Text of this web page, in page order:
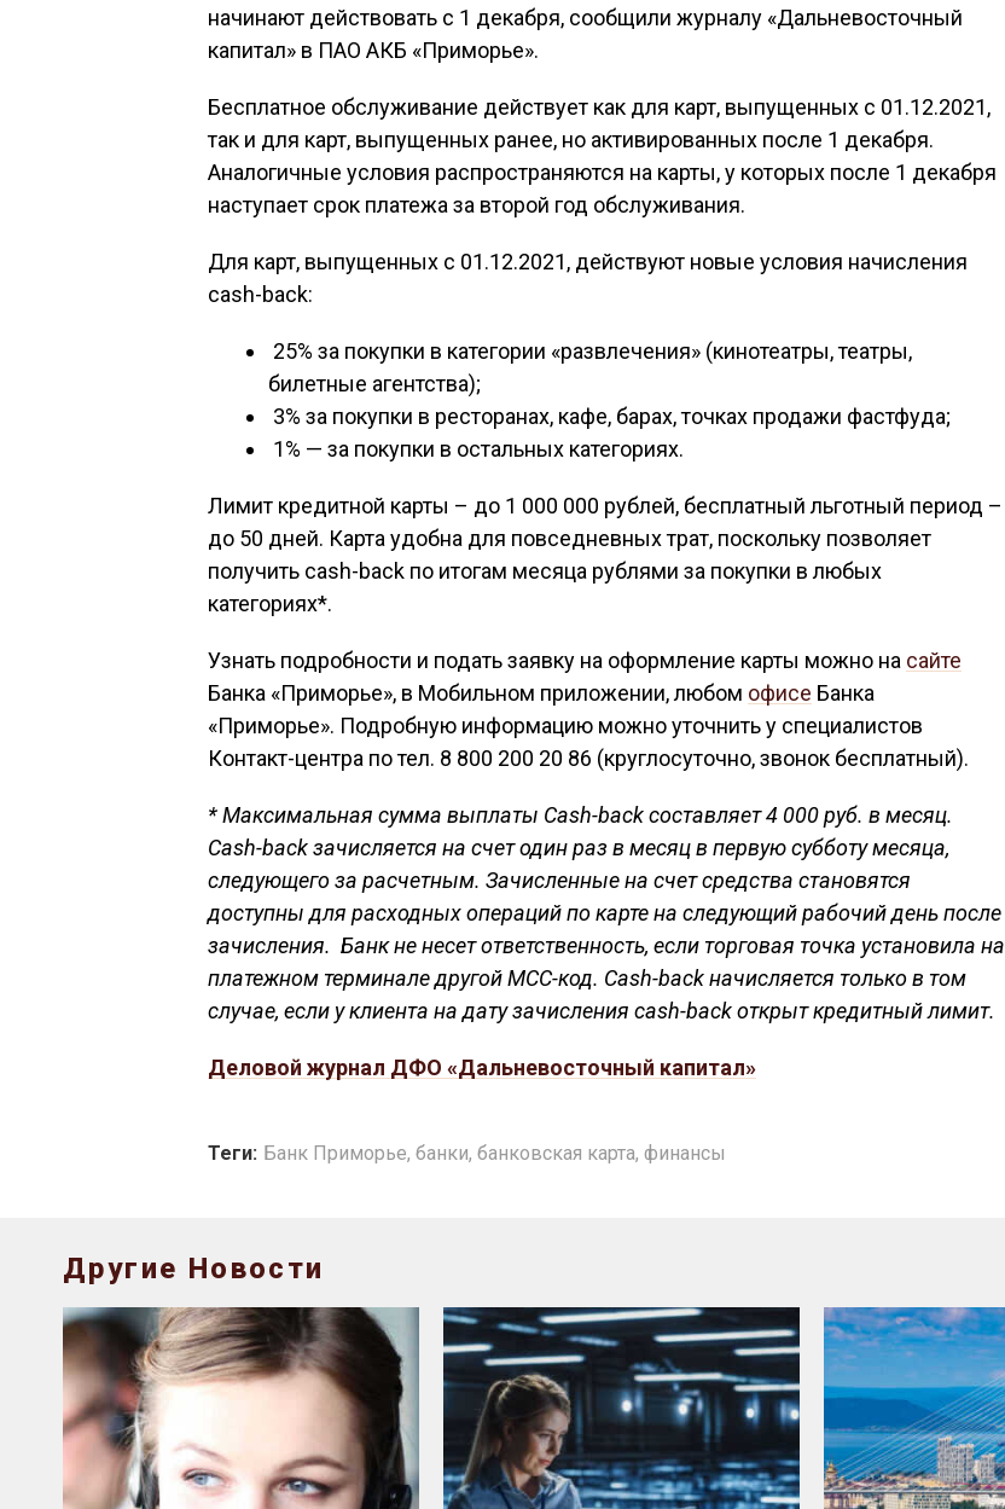
начинают действовать с 1 декабря, сообщили журналу «Дальневосточный
капитал» в ПАО АКБ «Приморье».
Бесплатное обслуживание действует как для карт, выпущенных с 01.12.2021,
так и для карт, выпущенных ранее, но активированных после 1 декабря.
Аналогичные условия распространяются на карты, у которых после 1 декабря
наступает срок платежа за второй год обслуживания.
Для карт, выпущенных с 01.12.2021, действуют новые условия начисления
cash-back:
25% за покупки в категории «развлечения» (кинотеатры, театры,
билетные агентства);
3% за покупки в ресторанах, кафе, барах, точках продажи фастфуда;
1% — за покупки в остальных категориях.
Лимит кредитной карты – до 1 000 000 рублей, бесплатный льготный период –
до 50 дней. Карта удобна для повседневных трат, поскольку позволяет
получить cash-back по итогам месяца рублями за покупки в любых
категориях*.
Узнать подробности и подать заявку на оформление карты можно на сайте
Банка «Приморье», в Мобильном приложении, любом офисе Банка
«Приморье». Подробную информацию можно уточнить у специалистов
Контакт-центра по тел. 8 800 200 20 86 (круглосуточно, звонок бесплатный).
* Максимальная сумма выплаты Cash-back составляет 4 000 руб. в месяц.
Cash-back зачисляется на счет один раз в месяц в первую субботу месяца,
следующего за расчетным. Зачисленные на счет средства становятся
доступны для расходных операций по карте на следующий рабочий день после
зачисления. Банк не несет ответственность, если торговая точка установила на
платежном терминале другой MCC-код. Cash-back начисляется только в том
случае, если у клиента на дату зачисления cash-back открыт кредитный лимит.
Деловой журнал ДФО «Дальневосточный капитал»
Теги: Банк Приморье, банки, банковская карта, финансы
Другие Новости